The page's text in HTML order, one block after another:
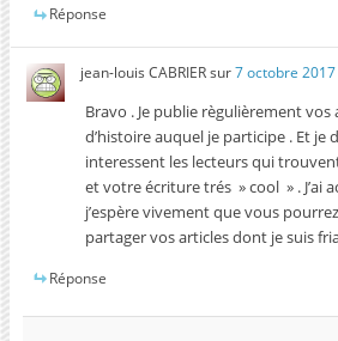
Réponse
jean-louis CABRIERsur7 octobre
Bravo . Je publie règulièrement
d’histoire auquel je participe . Et je
interessent les lecteurs qui
et votre écriture trés » cool » . J’ai
j’espère vivement que vous
partager vos articles dont je suis
Réponse